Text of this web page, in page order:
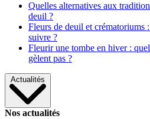
Quelles alternatives aux
deuil ?
Fleurs de deuil et crématoriums
suivre ?
Fleurir une tombe en hiver :
gèlent pas ?
Actualités
Nos actualités